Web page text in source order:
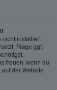
nicht installiert
Frage ggf.
freuen, wenn du
der Website